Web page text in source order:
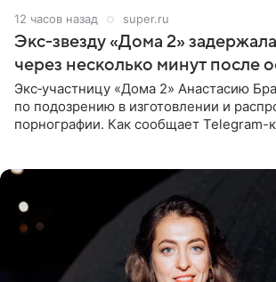
12 часов назад super.ru
Экс‑звезду «Дома 2»
через несколько минут после
Экс‑участницу «Дома 2» Анастасию
по подозрению в изготовлении и
порнографии. Как сообщает Telegram-